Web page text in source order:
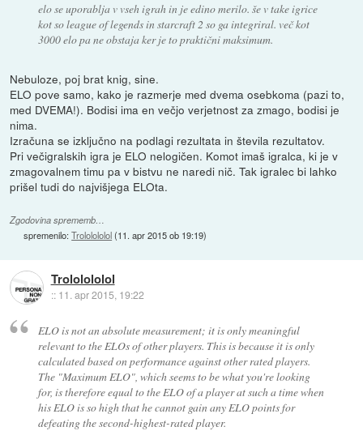
elo se uporablja v vseh igrah in je edino merilo. še v take igrice
kot so league of legends in starcraft 2 so ga integriral. več kot
3000 elo pa ne obstaja ker je to praktični maksimum.
Nebuloze, poj brat knig, sine.
ELO pove samo, kako je razmerje med dvema osebkoma (pazi to,
med DVEMA!). Bodisi ima en večjo verjetnost za zmago, bodisi je
nima.
Izračuna se izključno na podlagi rezultata in števila rezultatov.
Pri večigralskih igra je ELO nelogičen. Komot imaš igralca, ki je v
zmagovalnem timu pa v bistvu ne naredi nič. Tak igralec bi lahko
prišel tudi do najvišjega ELOta.
Zgodovina sprememb…
spremenilo:Trololololol(11. apr 2015 ob 19:19)
Trololololol
:: 11. apr 2015, 19:22
ELO is not an absolute measurement; it is only meaningful
relevant to the ELOs of other players. This is because it is only
calculated based on performance against other rated players.
The "Maximum ELO", which seems to be what you're looking
for, is therefore equal to the ELO of a player at such a time when
his ELO is so high that he cannot gain any ELO points for
defeating the second-highest-rated player.